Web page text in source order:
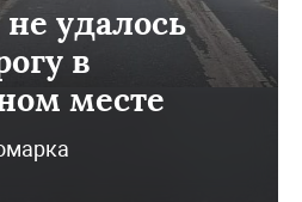
удалось
в
месте